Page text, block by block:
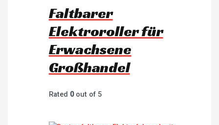
Faltbarer
Elektroroller für
Erwachsene
Großhandel
Rated 0out of 5